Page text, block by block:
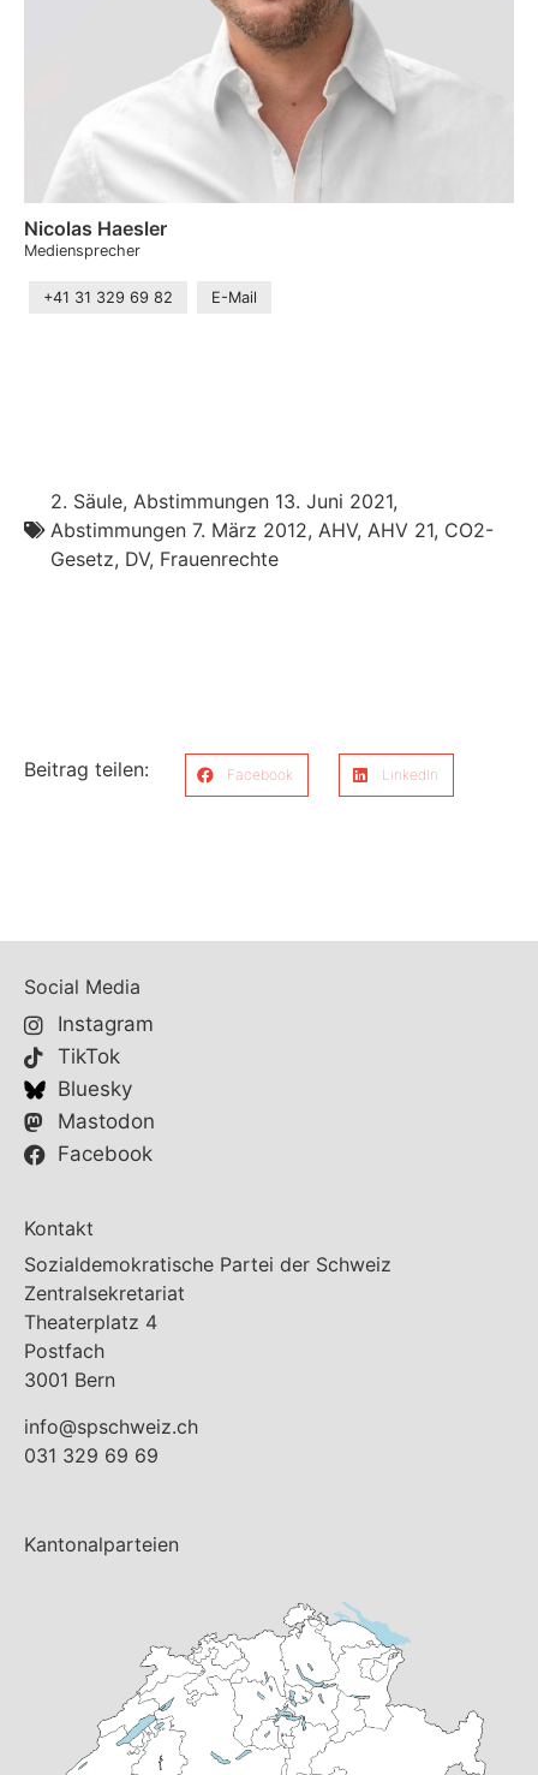
Nicolas Haesler
Mediensprecher
+41 31 329 69 82 E-Mail
2. Säule, Abstimmungen 13. Juni 2021,
Abstimmungen 7. März 2012, AHV, AHV 21, CO2-
Gesetz, DV, Frauenrechte
Beitrag teilen: Facebook LinkedIn
Social Media
Instagram
TikTok
Bluesky
Mastodon
Facebook
Kontakt
Sozialdemokratische Partei der Schweiz
Zentralsekretariat
Theaterplatz 4
Postfach
3001 Bern
info@spschweiz.ch
031 329 69 69
Kantonalparteien